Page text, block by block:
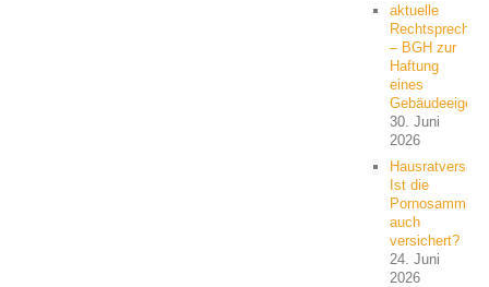
aktuelle
– BGH zur
Haftung
eines
30. Juni
2026
Ist die
auch
versichert?
24. Juni
2026